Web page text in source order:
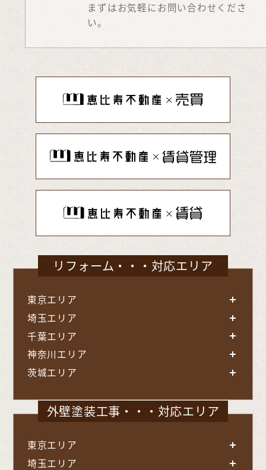
まずはお気軽にお問い合わせくださ
い。
リフォーム・・・対応エリア
東京エリア
埼玉エリア
千葉エリア
神奈川エリア
茨城エリア
外壁塗装工事・・・対応エリア
東京エリア
埼玉エリア